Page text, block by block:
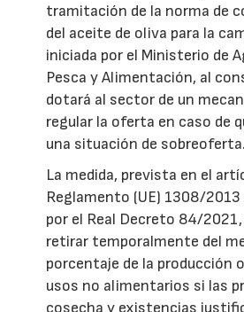
tramitación de la norma de
del aceite de oliva para la
iniciada por el Ministerio de
Pesca y Alimentación, al
dotará al sector de un
regular la oferta en caso de
una situación de sobreoferta.
La medida, prevista en el
Reglamento (UE) 1308/2013
por el Real Decreto 84/
retirar temporalmente del
porcentaje de la producción
usos no alimentarios si las
cosecha y existencias